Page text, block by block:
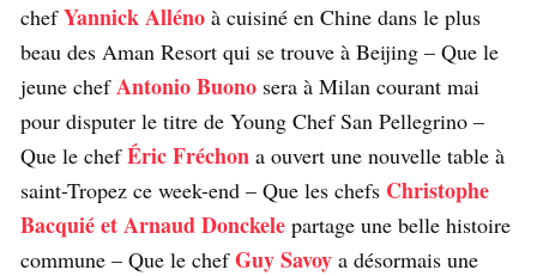
chefYannick Alléno à cuisiné en Chine dans le plus
beau des Aman Resort qui se trouve à Beijing – Que le
jeune chefAntonio Buono sera à Milan courant mai
pour disputer le titre de Young Chef San Pellegrino –
Que le chefÉric Fréchon a ouvert une nouvelle table à
saint-Tropez ce week-end – Que les chefs Christophe
Bacquié et Arnaud Donckele partage une belle histoire
commune – Que le chefGuy Savoy a désormais une